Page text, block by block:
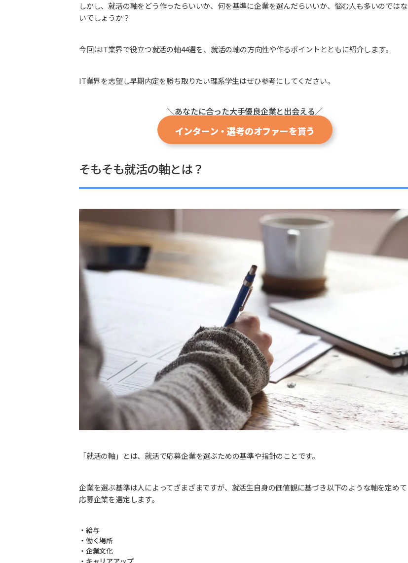
しかし、就活の軸をどう作ったらいいか、何を基準に企業を選んだらいいか、悩む人も多いのではな
いでしょうか？
今回はIT業界で役立つ就活の軸44選を、就活の軸の方向性や作るポイントとともに紹介します。
IT業界を志望し早期内定を勝ち取りたい理系学生はぜひ参考にしてください。
＼あなたに合った大手優良企業と出会える／
インターン・選考のオファーを貰う
そもそも就活の軸とは？
「就活の軸」とは、就活で応募企業を選ぶための基準や指針のことです。
企業を選ぶ基準は人によってざまざまですが、就活生自身の価値観に基づき以下のような軸を定めて
応募企業を選定します。
・給与
・働く場所
・企業文化